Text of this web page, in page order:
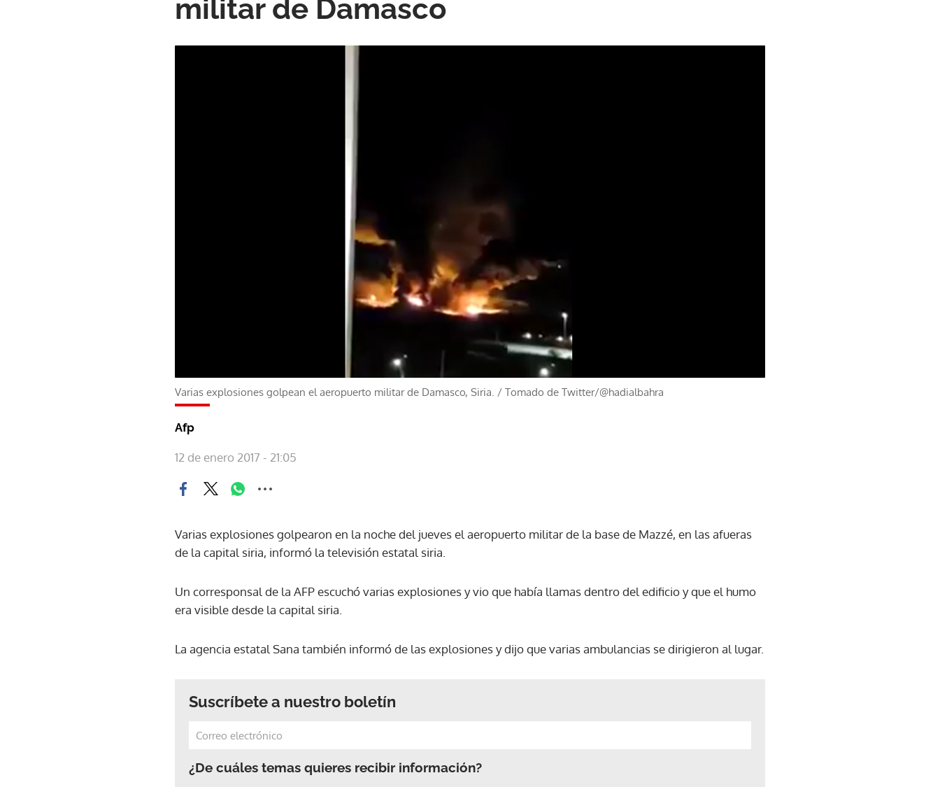
militar de Damasco
Varias explosiones golpean el aeropuerto militar de Damasco, Siria. / Tomado de Twitter/@hadialbahra
Afp
12 de enero 2017 - 21:05
Varias explosiones golpearon en la noche del jueves el aeropuerto militar de la base de Mazzé, en las afueras
de la capital siria, informó la televisión estatal siria.
Un corresponsal de la AFP escuchó varias explosiones y vio que había llamas dentro del edificio y que el humo
era visible desde la capital siria.
La agencia estatal Sana también informó de las explosiones y dijo que varias ambulancias se dirigieron al lugar.
Suscríbete a nuestro boletín
¿De cuáles temas quieres recibir información?